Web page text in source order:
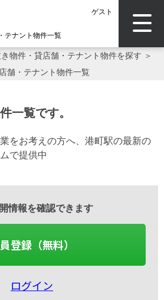
ゲスト
テナント物件一覧
物件・貸店舗・テナント物件を探す ＞
舗・テナント物件一覧
一覧です。
をお考えの方へ、港町駅の最新の
で提供中
情報を確認できます
登録（無料）
ログイン